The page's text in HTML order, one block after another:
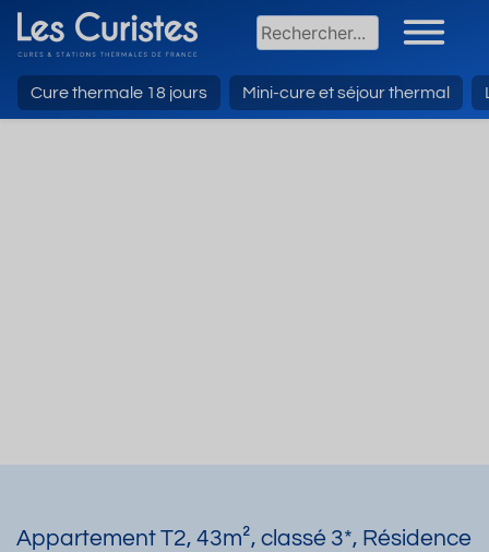
Cure thermale 18 jours Mini-cure et séjour thermal
Appartement T2, 43m², classé 3*, Résidence